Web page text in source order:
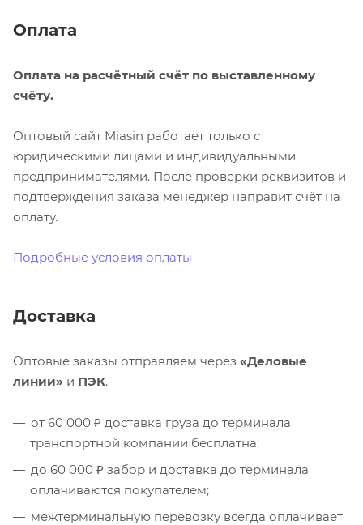
Оплата
Оплата на расчётный счёт по выставленному
счёту.
Оптовый сайт Miasin работает только с
юридическими лицами и индивидуальными
предпринимателями. После проверки реквизитов и
подтверждения заказа менеджер направит счёт на
оплату.
Подробные условия оплаты
Доставка
Оптовые заказы отправляем через «Деловые
линии» и ПЭК.
от 60 000 ₽ доставка груза до терминала
транспортной компании бесплатна;
до 60 000 ₽ забор и доставка до терминала
оплачиваются покупателем;
межтерминальную перевозку всегда оплачивает